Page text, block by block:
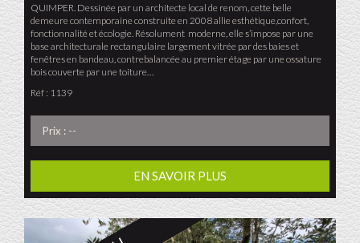
QUIMPER. Dessinée par un architecte local de renom, cette belle
demeure contemporaine construite en 2008 allie esthétique,confort,
fonctionnalité et écologie. Résolument moderne, elle s’impose par une
base architecturale rectangulaire largement vitrée par des baies et
fenêtres en bandeau, contrebalancée au premier étage par une ossature
bois couverte par une toiture…
Réf : 1139
Prix : --
EN SAVOIR PLUS